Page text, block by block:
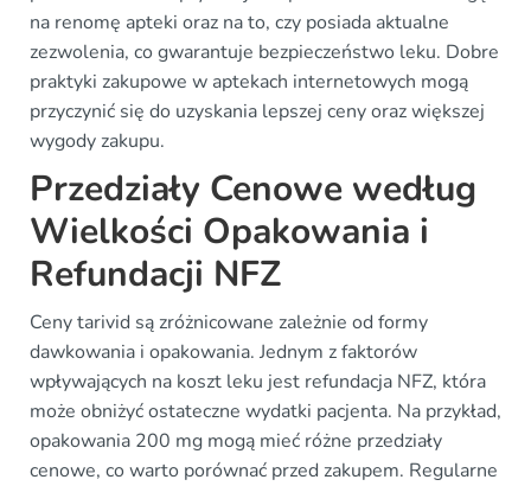
na renomę apteki oraz na to, czy posiada aktualne
zezwolenia, co gwarantuje bezpieczeństwo leku. Dobre
praktyki zakupowe w aptekach internetowych mogą
przyczynić się do uzyskania lepszej ceny oraz większej
wygody zakupu.
Przedziały Cenowe według
Wielkości Opakowania i
Refundacji NFZ
Ceny tarivid są zróżnicowane zależnie od formy
dawkowania i opakowania. Jednym z faktorów
wpływających na koszt leku jest refundacja NFZ, która
może obniżyć ostateczne wydatki pacjenta. Na przykład,
opakowania 200 mg mogą mieć różne przedziały
cenowe, co warto porównać przed zakupem. Regularne